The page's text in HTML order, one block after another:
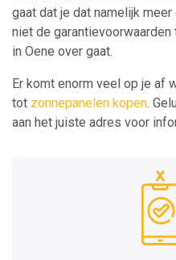
gaat dat je dat namelijk
niet de
in Oene over gaat.
Er komt enorm veel op je af
tot zonnepanelen kopen.
aan het juiste adres voor